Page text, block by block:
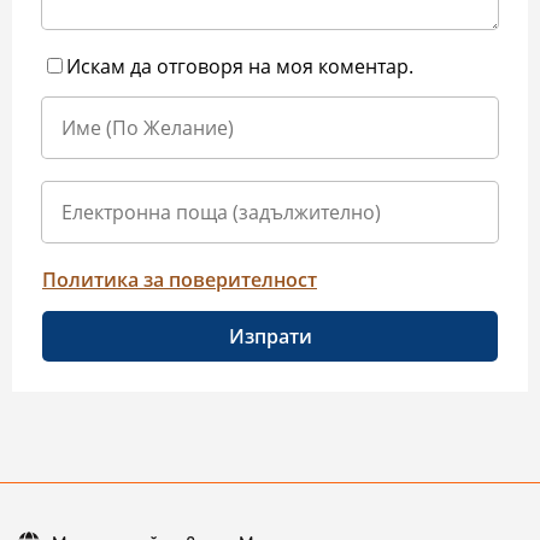
Искам да отговоря на моя коментар.
Политика за поверителност
Изпрати